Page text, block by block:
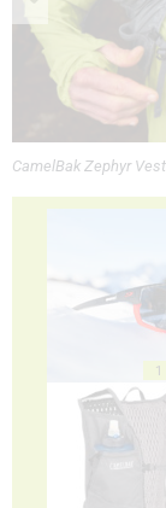
CamelBak Zephyr
1